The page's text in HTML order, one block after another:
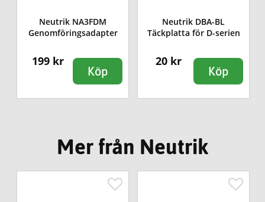
Neutrik NA3FDM
Genomföringsadapter
199 kr
Köp
Neutrik DBA-BL
Täckplatta för D-serien
20 kr
Köp
Mer från Neutrik